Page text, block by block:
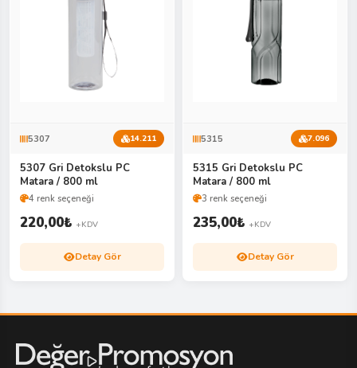
5307 14.211
5307 Gri Detokslu PC
Matara / 800 ml
4 renk seçeneği
220,00₺ +KDV
Detay Gör
5315 7.096
5315 Gri Detokslu PC
Matara / 800 ml
3 renk seçeneği
235,00₺ +KDV
Detay Gör